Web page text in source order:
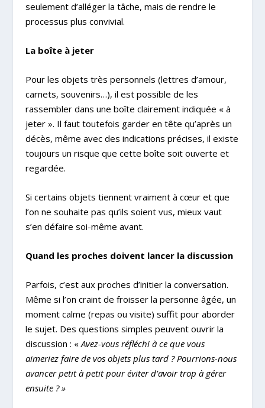
seulement d’alléger la tâche, mais de rendre le
processus plus convivial.
La boîte à jeter
Pour les objets très personnels (lettres d’amour,
carnets, souvenirs…), il est possible de les
rassembler dans une boîte clairement indiquée « à
jeter ». Il faut toutefois garder en tête qu’après un
décès, même avec des indications précises, il existe
toujours un risque que cette boîte soit ouverte et
regardée.
Si certains objets tiennent vraiment à cœur et que
l’on ne souhaite pas qu’ils soient vus, mieux vaut
s’en défaire soi-même avant.
Quand les proches doivent lancer la discussion
Parfois, c’est aux proches d’initier la conversation.
Même si l’on craint de froisser la personne âgée, un
moment calme (repas ou visite) suffit pour aborder
le sujet. Des questions simples peuvent ouvrir la
discussion : «Avez-vous réfléchi à ce que vous
aimeriez faire de vos objets plus tard ? Pourrions-nous
avancer petit à petit pour éviter d’avoir trop à gérer
ensuite ? »